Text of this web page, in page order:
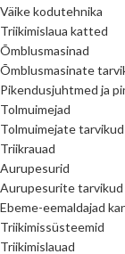
Väike kodutehnika
Triikimislaua katted
Õmblusmasinad
Õmblusmasinate
Pikendusjuhtmed ja
Tolmuimejad
Tolmuimejate tarvikud
Triikrauad
Aurupesurid
Aurupesurite tarvikud
Ebeme-eemaldajad
Triikimissüsteemid
Triikimislauad